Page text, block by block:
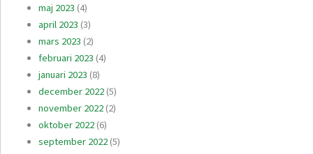
maj 2023 (4)
april 2023 (3)
mars 2023 (2)
februari 2023 (4)
januari 2023 (8)
december 2022(5)
november 2022(2)
oktober 2022(6)
september 2022(5)